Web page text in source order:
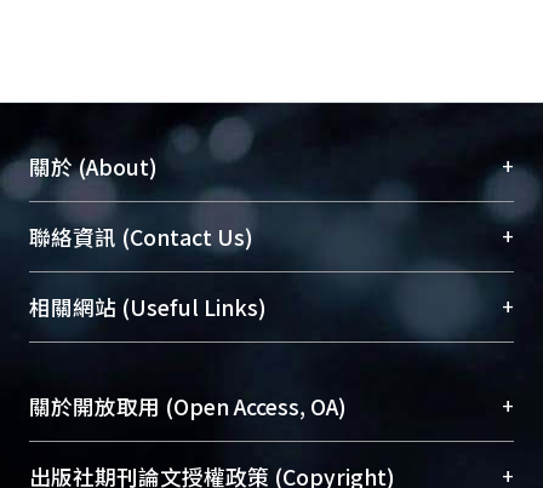
關於 (About) +
臺大位居世界頂尖大學之列，為永久珍藏及向國際
展現本校豐碩的研究成果及學術能量，圖書館整合
機構典藏（NTUR）與學術庫（AH）不同功能平
台，成為臺大學術典藏NTU scholars。期能整合研
究能量、促進交流合作、保存學術產出、推廣研究
成果。
To permanently archive and promote researcher
profiles and scholarly works, Library integrates the
聯絡資訊 (Contact Us) +
總館學科館員(Main Library)
醫學圖書館學科館員(Medical Library)
Sciences Library)
相關網站 (Useful Links) +
關於開放取用 (Open Access, OA) +
開放取用是從使用者角度提升資訊取用性的社會運
出版社期刊論文授權政策 (Copyright) +